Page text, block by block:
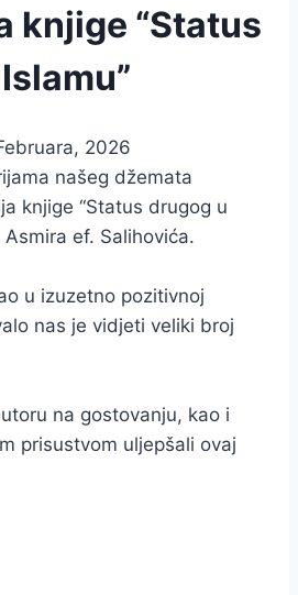
knjige “Status
2026
našeg džemata
knjige “Status drugog u
Asmira ef. Salihovića.
u izuzetno pozitivnoj
nas je vidjeti veliki broj
na gostovanju, kao i
prisustvom uljepšali ovaj